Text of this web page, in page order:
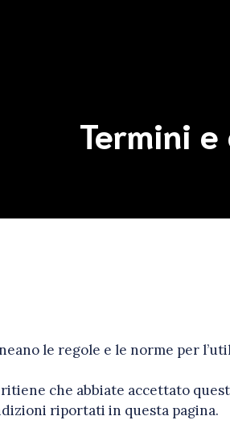
Termini
le regole e le norme per
che abbiate accettato
riportati in questa pagina.